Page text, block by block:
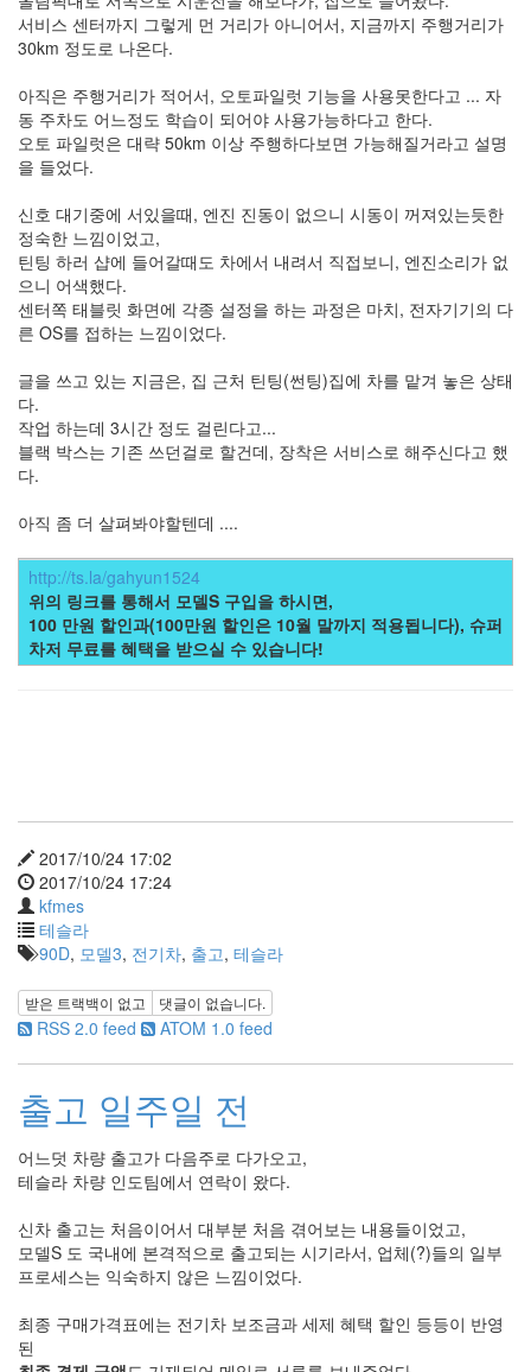
서비스 센터까지 그렇게 먼 거리가 아니어서, 지금까지 주행거리가
30km 정도로 나온다.
아직은 주행거리가 적어서, 오토파일럿 기능을 사용못한다고 ... 자
동 주차도 어느정도 학습이 되어야 사용가능하다고 한다.
오토 파일럿은 대략 50km 이상 주행하다보면 가능해질거라고 설명
을 들었다.
신호 대기중에 서있을때, 엔진 진동이 없으니 시동이 꺼져있는듯한
정숙한 느낌이었고,
틴팅 하러 샵에 들어갈때도 차에서 내려서 직접보니, 엔진소리가 없
으니 어색했다.
센터쪽 태블릿 화면에 각종 설정을 하는 과정은 마치, 전자기기의 다
른 OS를 접하는 느낌이었다.
글을 쓰고 있는 지금은, 집 근처 틴팅(썬팅)집에 차를 맡겨 놓은 상태
다.
작업 하는데 3시간 정도 걸린다고...
블랙 박스는 기존 쓰던걸로 할건데, 장착은 서비스로 해주신다고 했
다.
아직 좀 더 살펴봐야할텐데 ....
http://ts.la/gahyun1524
위의 링크를 통해서 모델S 구입을 하시면,
100 만원 할인과(100만원 할인은 10월 말까지 적용됩니다), 슈퍼
차저 무료를 혜택을 받으실 수 있습니다!
2017/10/24 17:02
2017/10/24 17:24
kfmes
테슬라
90D, 모델3, 전기차, 출고, 테슬라
받은 트랙백이 없고 댓글이 없습니다.
RSS 2.0 feed ATOM 1.0 feed
출고 일주일 전
어느덧 차량 출고가 다음주로 다가오고,
테슬라 차량 인도팀에서 연락이 왔다.
신차 출고는 처음이어서 대부분 처음 겪어보는 내용들이었고,
모델S 도 국내에 본격적으로 출고되는 시기라서, 업체(?)들의 일부
프로세스는 익숙하지 않은 느낌이었다.
최종 구매가격표에는 전기차 보조금과 세제 혜택 할인 등등이 반영
된